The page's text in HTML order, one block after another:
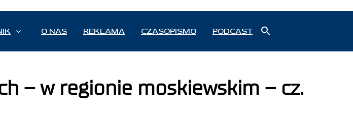
O NAS REKLAMA CZASOPISMO PODCAST
– w regionie moskiewskim – cz.